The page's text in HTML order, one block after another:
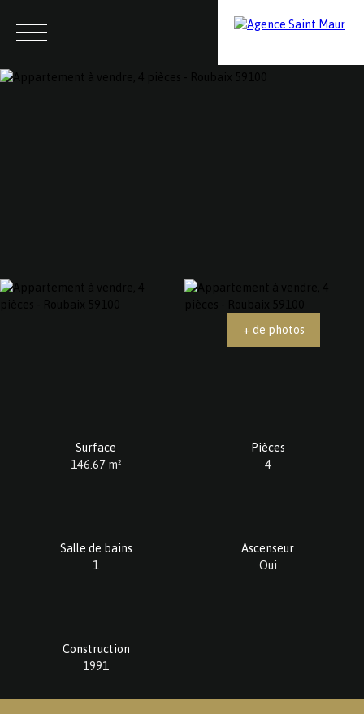
+ de photos
Surface
146.67 m²
Pièces
4
Salle de bains
1
Ascenseur
Oui
Construction
1991